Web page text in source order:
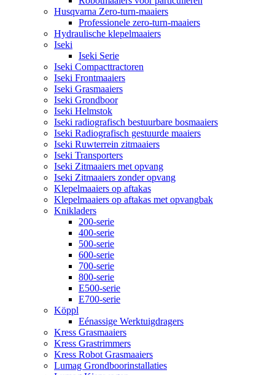
Husqvarna Zero-turn-maaiers
Professionele zero-turn-maaiers
Hydraulische klepelmaaiers
Iseki
Iseki Serie
Iseki Compacttractoren
Iseki Frontmaaiers
Iseki Grasmaaiers
Iseki Grondboor
Iseki Helmstok
Iseki radiografisch bestuurbare bosmaaiers
Iseki Radiografisch gestuurde maaiers
Iseki Ruwterrein zitmaaiers
Iseki Transporters
Iseki Zitmaaiers met opvang
Iseki Zitmaaiers zonder opvang
Klepelmaaiers op aftakas
Klepelmaaiers op aftakas met opvangbak
Knikladers
200-serie
400-serie
500-serie
600-serie
700-serie
800-serie
E500-serie
E700-serie
Köppl
Eénassige Werktuigdragers
Kress Grasmaaiers
Kress Grastrimmers
Kress Robot Grasmaaiers
Lumag Grondboorinstallaties